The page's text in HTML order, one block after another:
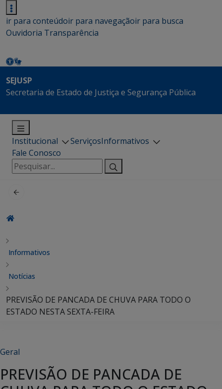
ir para conteúdoir para navegaçãoir para busca
Ouvidoria Transparência
SEJUSP
Secretaria de Estado de Justiça e Segurança Pública
Institucional ServiçosInformativos
Fale Conosco
Pesquisar
por:
Informativos
Notícias
PREVISÃO DE PANCADA DE CHUVA PARA TODO O
ESTADO NESTA SEXTA-FEIRA
Geral
PREVISÃO DE PANCADA DE